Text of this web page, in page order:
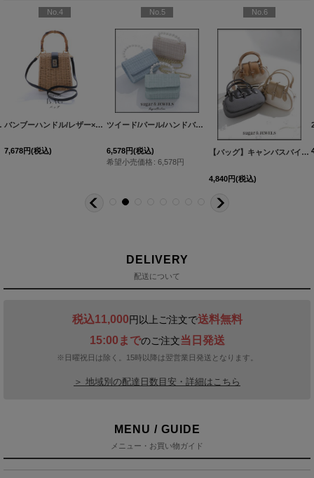
[OF01] [YB-2407-kj-BE]
No.4
バンブーハンドル/レザー×スプリットラタンカゴバッグ[OF01] YB-2403-kj-BE
7,678円(税込)
No.5
ツイード/パール/ハンドバック【バッグ】【Fサイズ/3カラー】[OF03]
6,578円(税込)
希望小売価格 : 6,578円
No.6
【バッグ】キャンバスバイカラーミニバッグ【Fサイズ/3カラー】[OF03]
4,840円(税込)
DELIVERY
配送について
税込11,000円以上ご注文で送料無料
15:00までのご注文当日発送
※日曜祝日は除く。15時以降は翌営業日発送となります。
＞ 地域別の配達日数目安・詳細はこちら
MENU / GUIDE
メニュー・お買い物ガイド